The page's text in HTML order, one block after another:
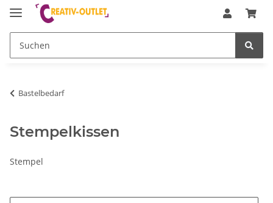
Bastelbedarf
Stempelkissen
Stempel